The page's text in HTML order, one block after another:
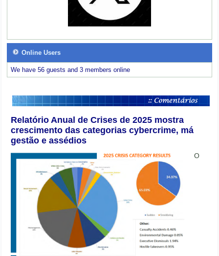
Online Users
We have 56 guests and 3 members online
Relatório Anual de Crises de 2025 mostra
crescimento das categorias cybercrime, má
gestão e assédios
O